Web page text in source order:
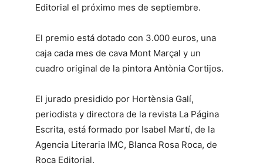
Editorial el próximo mes de septiembre.
El premio está dotado con 3.000 euros, una
caja cada mes de cava Mont Marçal y un
cuadro original de la pintora Antònia Cortijos.
El jurado presidido por Hortènsia Galí,
periodista y directora de la revista La Página
Escrita, está formado por Isabel Martí, de la
Agencia Literaria IMC, Blanca Rosa Roca, de
Roca Editorial.